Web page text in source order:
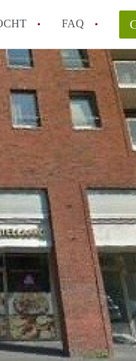
FAQ
AppartementenUtrecht!
van
bemiddelingsvergoeding?
verantwoordelijk voor
in Utrecht?
vragen